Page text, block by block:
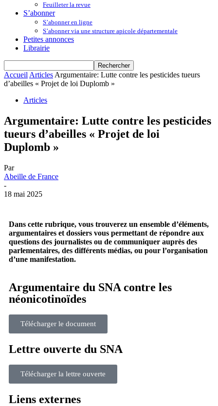
Feuilleter la revue
S’abonner
S’abonner en ligne
S’abonner via une structure apicole départementale
Petites annonces
Librairie
Accueil Articles Argumentaire: Lutte contre les pesticides tueurs
d’abeilles « Projet de loi Duplomb »
Articles
Argumentaire: Lutte contre les pesticides
tueurs d’abeilles « Projet de loi
Duplomb »
Par
Abeille de France
-
18 mai 2025
Dans cette rubrique, vous trouverez un ensemble d’éléments,
argumentaires et dossiers vous permettant de répondre aux
questions des journalistes ou de communiquer auprès des
parlementaires, des différents médias, ou pour l’organisation
d’une manifestation.
Argumentaire du SNA contre les
néonicotinoïdes
Télécharger le document
Lettre ouverte du SNA
Télécharger la lettre ouverte
Liens externes